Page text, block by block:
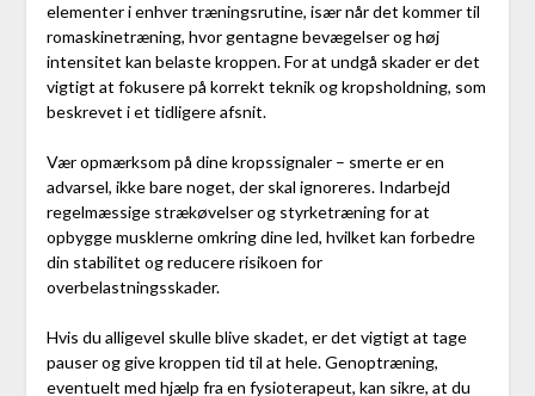
elementer i enhver træningsrutine, især når det kommer til
romaskinetræning, hvor gentagne bevægelser og høj
intensitet kan belaste kroppen. For at undgå skader er det
vigtigt at fokusere på korrekt teknik og kropsholdning, som
beskrevet i et tidligere afsnit.
Vær opmærksom på dine kropssignaler – smerte er en
advarsel, ikke bare noget, der skal ignoreres. Indarbejd
regelmæssige strækøvelser og styrketræning for at
opbygge musklerne omkring dine led, hvilket kan forbedre
din stabilitet og reducere risikoen for
overbelastningsskader.
Hvis du alligevel skulle blive skadet, er det vigtigt at tage
pauser og give kroppen tid til at hele. Genoptræning,
eventuelt med hjælp fra en fysioterapeut, kan sikre, at du